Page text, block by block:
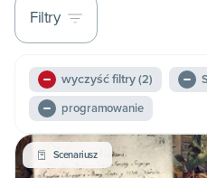
Filtry
wyczyść filtry(2)
programowanie
Scenariusz